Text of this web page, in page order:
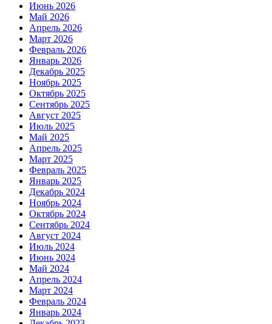
Июнь 2026
Май 2026
Апрель 2026
Март 2026
Февраль 2026
Январь 2026
Декабрь 2025
Ноябрь 2025
Октябрь 2025
Сентябрь 2025
Август 2025
Июль 2025
Май 2025
Апрель 2025
Март 2025
Февраль 2025
Январь 2025
Декабрь 2024
Ноябрь 2024
Октябрь 2024
Сентябрь 2024
Август 2024
Июль 2024
Июнь 2024
Май 2024
Апрель 2024
Март 2024
Февраль 2024
Январь 2024